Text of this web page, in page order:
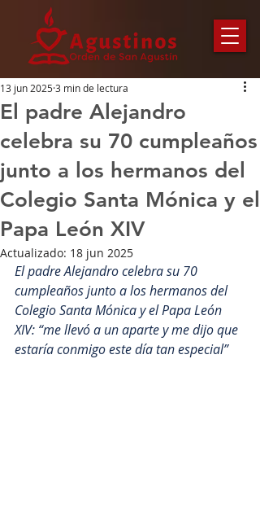
El padre Alejandro
celebra su 70 cumpleaños
junto a los hermanos del
Colegio Santa Mónica y el
Papa León XIV
13 jun 20253 min de lectura
Actualizado: 18 jun 2025
El padre Alejandro celebra su 70
cumpleaños junto a los hermanos del
Colegio Santa Mónica y el Papa León
XIV: “me llevó a un aparte y me dijo que
estaría conmigo este día tan especial”